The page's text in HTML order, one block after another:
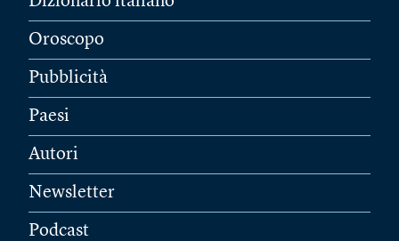
Oroscopo
Pubblicità
Paesi
Autori
Newsletter
Podcast